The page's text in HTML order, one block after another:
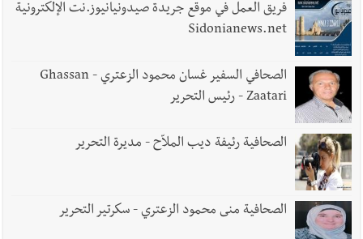
فريق العمل في موقع جريدة صيدونيانيوز.نت الإلكترونية
Sidonianews.net
الصحافي السفير غسان محمود الزعتري - Ghassan
Zaatari - رئيس التحرير
الصحافية رئيفة ديب الملاّح - مديرة التحرير
الصحافية منى محمود الزعتري - سكرتير التحرير